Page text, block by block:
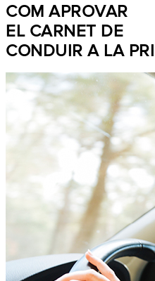
COM APROVAR
EL CARNET DE
CONDUIR A LA